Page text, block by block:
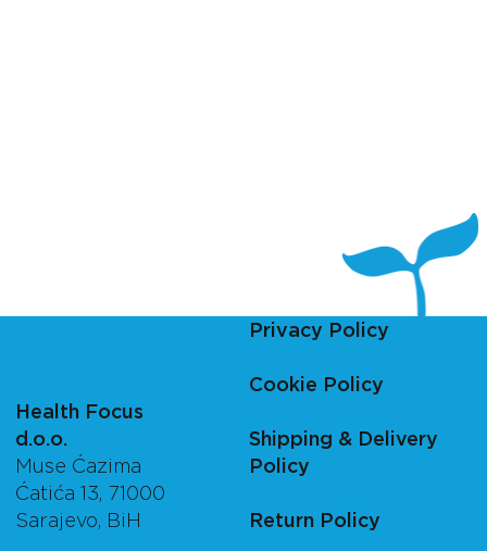
Health Focus
d.o.o.
Muse Ćazima
Ćatića 13, 71000
Sarajevo, BiH
Privacy Policy
Cookie Policy
Shipping & Delivery
Policy
Return Policy